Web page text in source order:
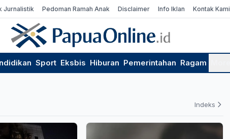
Jurnalistik Pedoman Ramah Anak Disclaimer Info Iklan Kontak Kami
Sport Eksbis Hiburan Pemerintahan Ragam
Indeks